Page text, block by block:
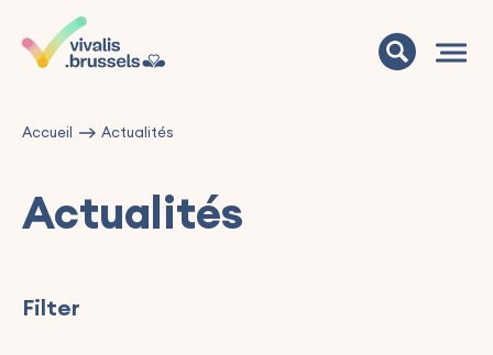
Accueil Actualités
Actualités
Filter